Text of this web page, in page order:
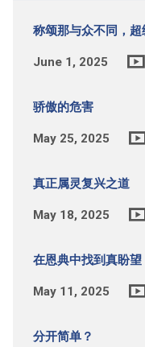
称颂那与众不同，
June 1, 2025
骄傲的危害
May 25, 2025
真正属灵复兴之道
May 18, 2025
在恩典中找到真盼望
May 11, 2025
分开简单？